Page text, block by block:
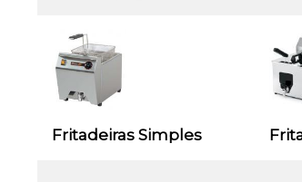
Fritadeiras Simples